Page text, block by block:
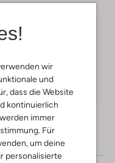
wir
und
dass die Website
kontinuierlich
immer
Für
um deine
personalisierte
Omoda